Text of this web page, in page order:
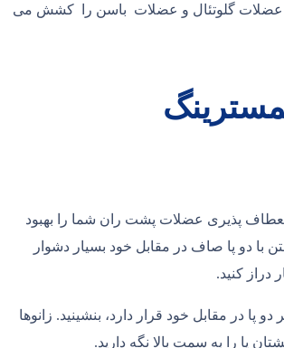
عضلات گلوتئال و عضلات باسن را کشش می
پذیری عضلات پشت ران شما را بهبود
با دو پا صاف در مقابل خود بسیار دشوار
دراز کنید.
پا در مقابل خود قرار دارد، بنشینید. زانوها
پا را به سمت بالا نگه دارید.